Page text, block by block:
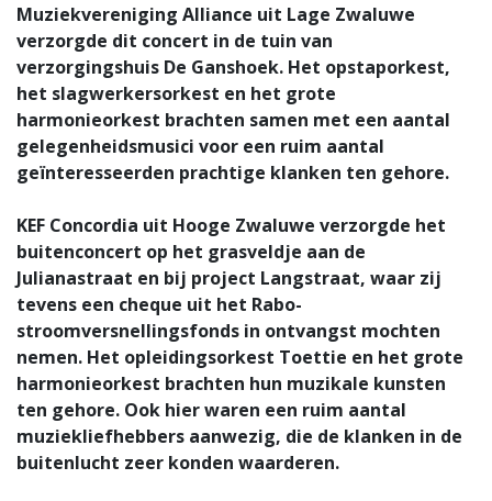
Muziekvereniging Alliance uit Lage Zwaluwe
verzorgde dit concert in de tuin van
verzorgingshuis De Ganshoek. Het opstaporkest,
het slagwerkersorkest en het grote
harmonieorkest brachten samen met een aantal
gelegenheidsmusici voor een ruim aantal
geïnteresseerden prachtige klanken ten gehore.
KEF Concordia uit Hooge Zwaluwe verzorgde het
buitenconcert op het grasveldje aan de
Julianastraat en bij project Langstraat, waar zij
tevens een cheque uit het Rabo-
stroomversnellingsfonds in ontvangst mochten
nemen. Het opleidingsorkest Toettie en het grote
harmonieorkest brachten hun muzikale kunsten
ten gehore. Ook hier waren een ruim aantal
muziekliefhebbers aanwezig, die de klanken in de
buitenlucht zeer konden waarderen.